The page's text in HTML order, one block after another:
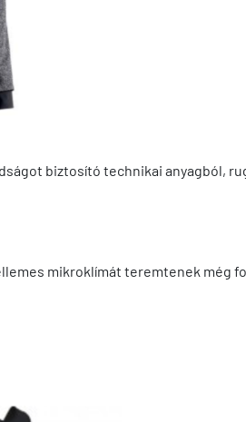
biztosító technikai anyagból,
mikroklímát teremtenek még